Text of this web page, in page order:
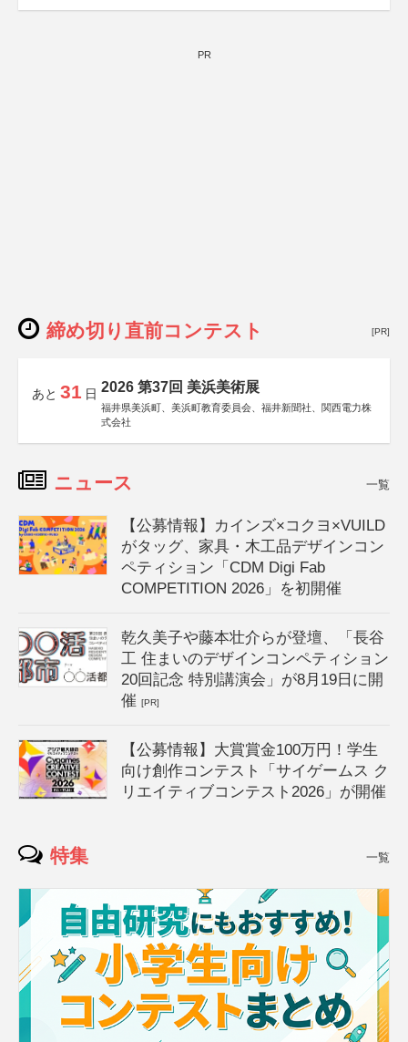
PR
締め切り直前コンテスト [PR]
あと 31 日 2026 第37回 美浜美術展
福井県美浜町、美浜町教育委員会、福井新聞社、関西電力株
式会社
ニュース 一覧
【公募情報】カインズ×コクヨ×VUILD
がタッグ、家具・木工品デザインコン
ペティション「CDM Digi Fab
COMPETITION 2026」を初開催
乾久美子や藤本壮介らが登壇、「長谷
工 住まいのデザインコンペティション
20回記念 特別講演会」が8月19日に開
催[PR]
【公募情報】大賞賞金100万円！学生
向け創作コンテスト「サイゲームス ク
リエイティブコンテスト2026」が開催
特集 一覧